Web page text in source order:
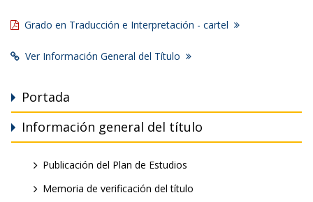
Grado en Traducción e Interpretación - cartel
Ver Información General del Título
Portada
Información general del título
Publicación del Plan de Estudios
Memoria de verificación del título